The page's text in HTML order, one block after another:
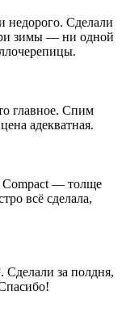
недорого. Сделали
зимы — ни одной
главное. Спим
адекватная.
Compact — толще
всё сделала,
Сделали за полдня,